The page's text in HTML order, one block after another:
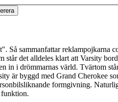
Så sammanfattar reklampojkarna
står det alldeles klart att Varsity
in i drömmarnas värld. Tvärtom
är byggd med Grand Cherokee
formgivning.